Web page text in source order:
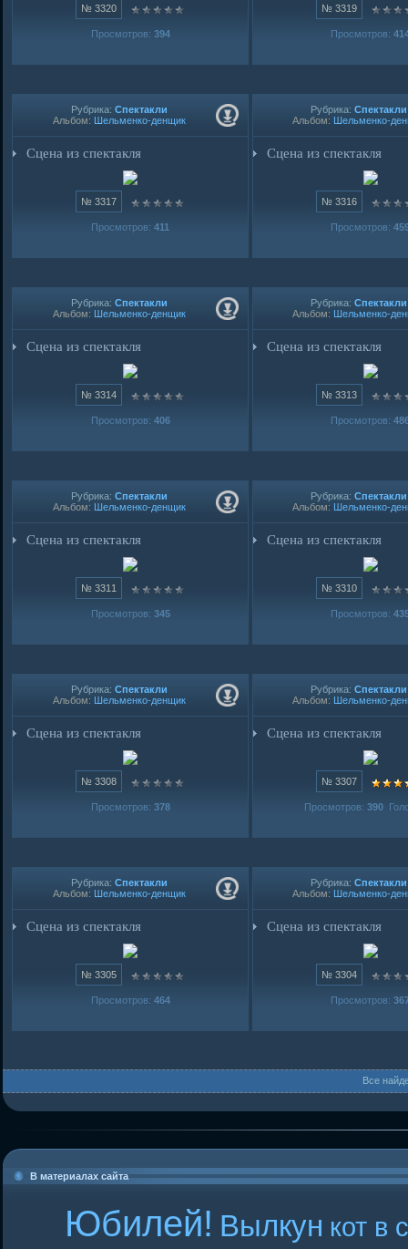
№ 3320
Просмотров: 394
№ 3319
Просмотров:
Рубрика: Спектакли
Альбом: Шельменко-денщик
Сцена из спектакля
№ 3317
Просмотров: 411
Рубрика: Спектакли
Альбом: Шельменко-
Сцена из спектакля
№ 3316
Просмотров:
Рубрика: Спектакли
Альбом: Шельменко-денщик
Сцена из спектакля
№ 3314
Просмотров: 406
Рубрика: Спектакли
Альбом: Шельменко-
Сцена из спектакля
№ 3313
Просмотров:
Рубрика: Спектакли
Альбом: Шельменко-денщик
Сцена из спектакля
№ 3311
Просмотров: 345
Рубрика: Спектакли
Альбом: Шельменко-
Сцена из спектакля
№ 3310
Просмотров:
Рубрика: Спектакли
Альбом: Шельменко-денщик
Сцена из спектакля
№ 3308
Просмотров: 378
Рубрика: Спектакли
Альбом: Шельменко-
Сцена из спектакля
№ 3307
Просмотров: 390
Рубрика: Спектакли
Альбом: Шельменко-денщик
Сцена из спектакля
№ 3305
Просмотров: 464
Рубрика: Спектакли
Альбом: Шельменко-
Сцена из спектакля
№ 3304
Просмотров:
Все
В материалах сайта
Юбилей! Вылкун кот в